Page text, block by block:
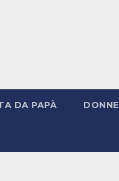
DA PAPÀ DONNE